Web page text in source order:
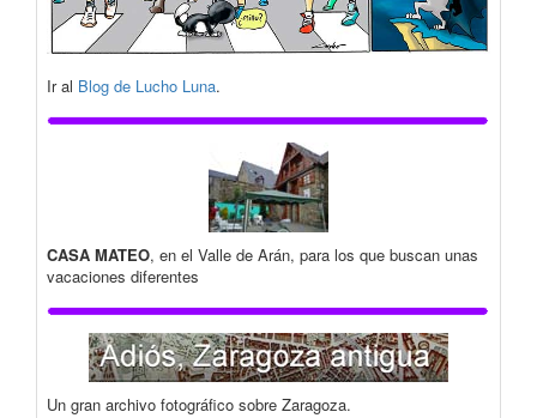
Ir al Blog de Lucho Luna.
CASA MATEO, en el Valle de Arán, para los que buscan unas
vacaciones diferentes
Un gran archivo fotográfico sobre Zaragoza.